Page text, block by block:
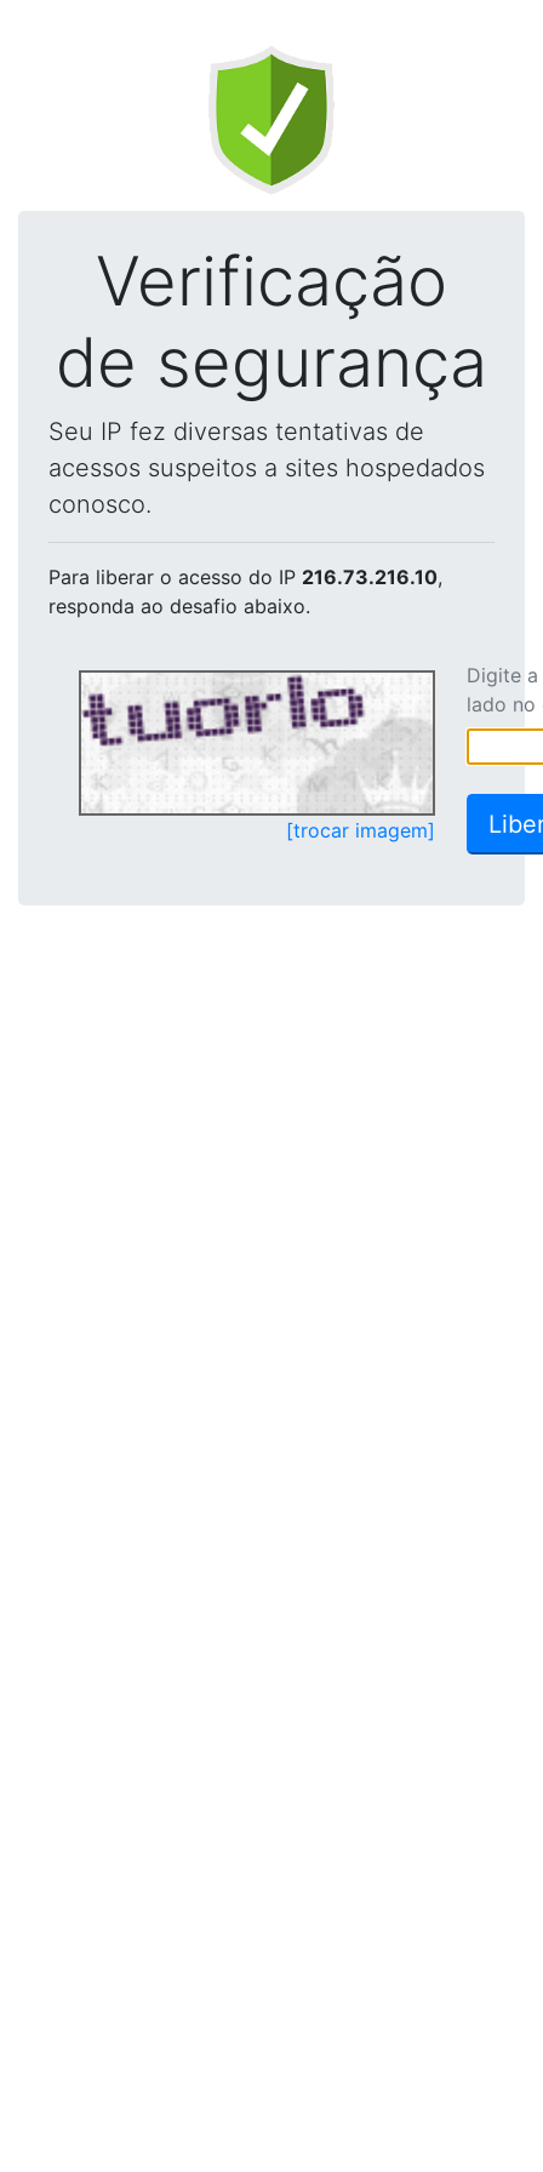
Verificação
de segurança
Seu IP fez diversas tentativas de
acessos suspeitos a sites hospedados
conosco.
Para liberar o acesso do IP 216.73.216.10,
responda ao desafio abaixo.
[trocar imagem]
Digite
lado no